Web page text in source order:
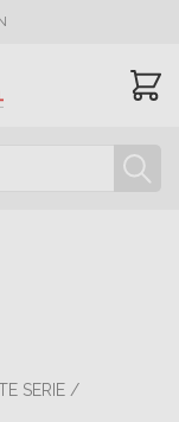
SERIE /